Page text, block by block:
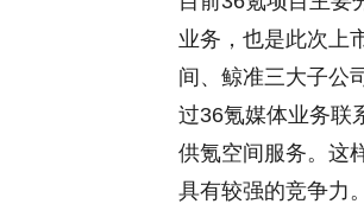
业务，也是此次上
间、鲸准三大子公
过36氪媒体业务联
供氪空间服务。这
具有较强的竞争力。